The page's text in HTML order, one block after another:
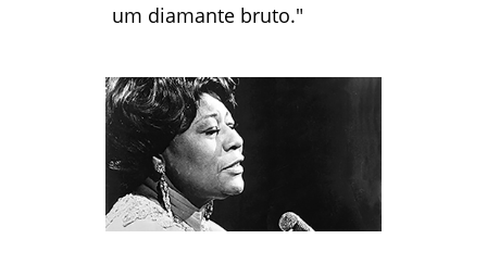
um diamante bruto."